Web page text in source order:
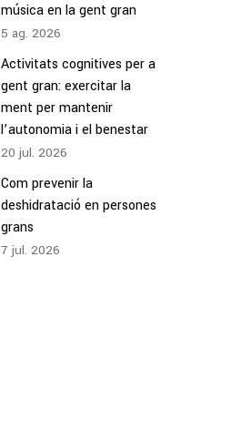
música en la gent gran
5 ag. 2026
Activitats cognitives per a
gent gran: exercitar la
ment per mantenir
l’autonomia i el benestar
20 jul. 2026
Com prevenir la
deshidratació en persones
grans
7 jul. 2026